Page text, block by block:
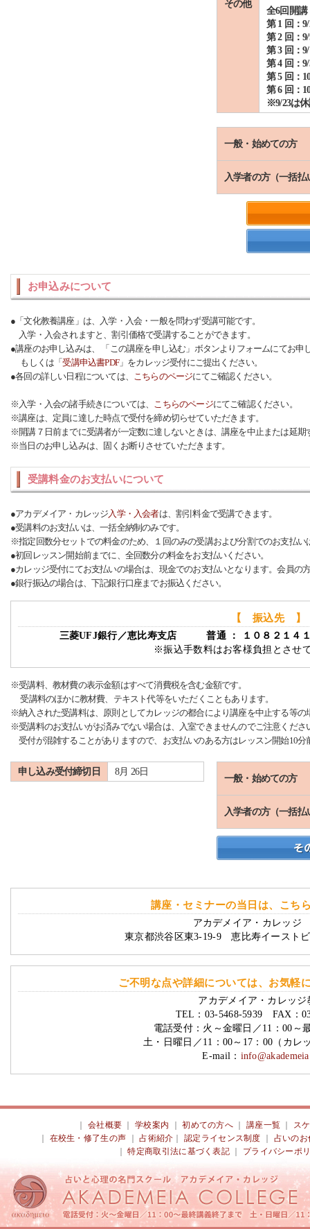
その他
全6回開講
第 1 回：
第 2 回：
第 3 回：
第 4 回：
第 5 回：
第 6 回：
※9/23は
一般・始めての方
入学者の方（一括払
お申込みについて
●「文化教養講座」は、入学・入会・一般を問わず受講可能です。
入学・入会されますと、割引価格で受講することができます。
●講座のお申し込みは、 「この講座を申し込む」ボタンよりフォームにてお申
もしくは「受講申込書PDF」をカレッジ受付にご提出ください。
●各回の詳しい日程については、 こちらのページにてご確認ください。
※入学・入会の諸手続きについては、 こちらのページにてご確認ください。
※講座は、定員に達した時点で受付を締め切らせていただきます。
※開講７日前までに受講者が一定数に達しないときは、講座を中止または延期
※当日のお申し込みは、固くお断りさせていただきます。
受講料金のお支払いについて
●アカデメイア・カレッジ入学・入会者は、割引料金で受講できます。
●受講料のお支払いは、一括全納制のみです。
※指定回数分セットでの料金のため、１回のみの受講および分割でのお支払い
●初回レッスン開始前までに、全回数分の料金をお支払いください。
●カレッジ受付にてお支払いの場合は、現金でのお支払いとなります。会員の
●銀行振込の場合は、下記銀行口座までお振込ください。
【 振込先 】
三菱UFJ銀行／恵比寿支店 普通 ： １０８２１
※振込手数料はお客様負担とさせ
※受講料、教材費の表示金額はすべて消費税を含む金額です。
受講料のほかに教材費、テキスト代等をいただくこともあります。
※納入された受講料は、原則としてカレッジの都合により講座を中止する等
※受講料のお支払いがお済みでない場合は、入室できませんのでご注意くださ
受付が混雑することがありますので、お支払いのある方はレッスン開始10分
申し込み受付締切日 8月 26日
一般・始めての方
入学者の方（一括払
講座・セミナーの当日は、こち
アカデメイア・カレッジ
東京都渋谷区東3-19-9 恵比寿イースト
ご不明な点や詳細については、お気軽
アカデメイア・カレッジ
TEL：03-5468-5939 FAX：
電話受付：火～金曜日／11：00～
土・日曜日／11：00～17：00（カレ
E-mail：
会社概要 ｜学校案内 ｜初めての方へ 講座一覧
ス
在校生・修了生の声 ｜占術紹介 ｜認定ライセンス制度
占いのお
｜特定商取引法に基づく表記 プライバシーポ